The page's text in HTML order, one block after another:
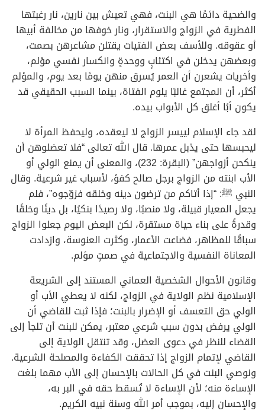
والضحية دائمًا هي البنت، فهي تعيش بين نارين، نار رغبتها
الفطرية في الزواج والاستقرار، ونار خوفها من مخالفة أبيها
أو عقوقه. وللأسف بعض الفتيات يقتلن مشاعرهن بصمت،
وبعضهن يدخلن في اكتئابٍ ووحدةٍ وانكسار نفسي مؤلم،
وأخريات يشعرن أن العمر يُسرق منهن يومًا بعد يوم، والمؤلم
أكثر، أن المجتمع غالبًا يلوم الفتاة، بينما السبب الحقيقي قد
يكون أبًا أغلق كل الأبواب بيده.
لقد جاء الإسلام لييسر الزواج لا ليعقده، وليحفظ المرأة لا
ليحبسها حتى يذبل عمرها. قال الله تعالى “فلا تعضلوهن أن
ينكحن أزواجهن” (البقرة: 232)، والمعنى أن يمنع الولي أو
الأب ابنته من الزواج برجل صالح كفؤ، لأسباب غير شرعية. وقال
النبي ﷺ: “إذا أتاكم من ترضون دينه وخلقه فزوّجوه”، فلم
يجعل المعيار قبيلة، ولا منصبًا، ولا رصيدًا بنكيًا، بل دينًا وخلقًا
وقدرةً على بناء حياة مستقرة، لكن البعض اليوم جعلوا الزواج
سباقًا للمظاهر، فضاعت الأعمار، وكثرت العنوسة، وازدادت
المعاناة النفسية والاجتماعية في صمتٍ مؤلم.
وقانون الأحوال الشخصية العماني المستند إلى الشريعة
الإسلامية نظم الولاية في الزواج، لكنه لا يعطي الأب أو
الولي حق التعسف أو الإضرار بالبنت؛ فإذا ثبت للقاضي أن
الولي يرفض بدون سبب شرعي معتبر، يمكن للبنت أن تلجأ إلى
القضاء للنظر في دعوى العضل، وقد تنتقل الولاية إلى
القاضي لإتمام الزواج إذا تحققت الكفاءة والمصلحة الشرعية.
ونوصي البنت في كل الحالات بالإحسان إلى الأب مهما بلغت
الإساءة منه؛ لأن الإساءة لا تُسقط حقه في البر به،
والإحسان إليه، بموجب أمر الله وسنة نبيه الكريم.